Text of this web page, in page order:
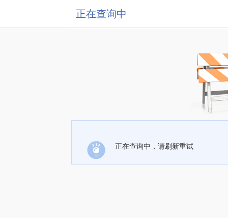
正在查询中
正在查询中，请刷新重试